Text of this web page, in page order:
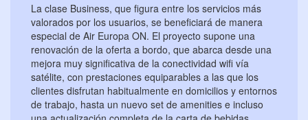
La clase Business, que figura entre los servicios más
valorados por los usuarios, se beneficiará de manera
especial de Air Europa ON. El proyecto supone una
renovación de la oferta a bordo, que abarca desde una
mejora muy significativa de la conectividad wifi vía
satélite, con prestaciones equiparables a las que los
clientes disfrutan habitualmente en domicilios y entornos
de trabajo, hasta un nuevo set de amenities e incluso